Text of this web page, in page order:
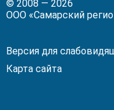
ВКонтакте!Одноклассники!
© 2008 — 2026
ООО «Самарский
Версия для
Карта сайта